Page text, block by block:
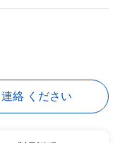
連絡 ください